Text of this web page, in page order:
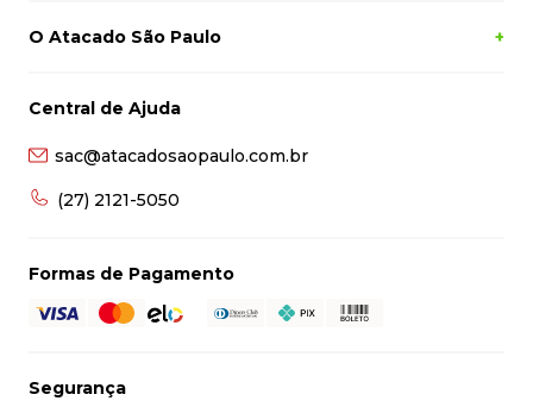
Categorias
O Atacado São Paulo